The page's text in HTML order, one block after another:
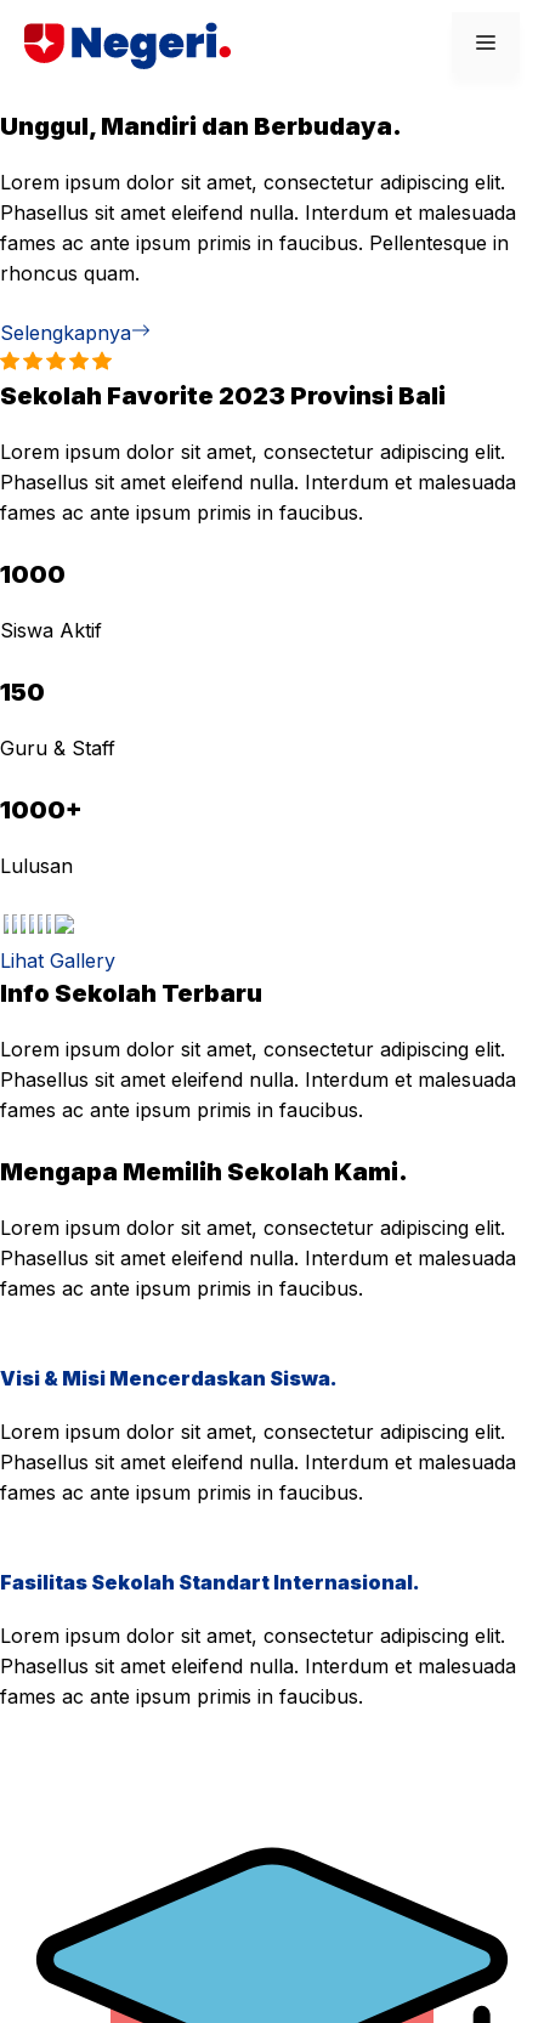
Unggul, Mandiri dan Berbudaya.
Lorem ipsum dolor sit amet, consectetur adipiscing elit.
Phasellus sit amet eleifend nulla. Interdum et malesuada
fames ac ante ipsum primis in faucibus. Pellentesque in
rhoncus quam.
Selengkapnya
Sekolah Favorite 2023 Provinsi Bali
Lorem ipsum dolor sit amet, consectetur adipiscing elit.
Phasellus sit amet eleifend nulla. Interdum et malesuada
fames ac ante ipsum primis in faucibus.
1000
Siswa Aktif
150
Guru & Staff
1000+
Lulusan
Lihat Gallery
Info Sekolah Terbaru
Lorem ipsum dolor sit amet, consectetur adipiscing elit.
Phasellus sit amet eleifend nulla. Interdum et malesuada
fames ac ante ipsum primis in faucibus.
Mengapa Memilih Sekolah Kami.
Lorem ipsum dolor sit amet, consectetur adipiscing elit.
Phasellus sit amet eleifend nulla. Interdum et malesuada
fames ac ante ipsum primis in faucibus.
Visi & Misi Mencerdaskan Siswa.
Lorem ipsum dolor sit amet, consectetur adipiscing elit.
Phasellus sit amet eleifend nulla. Interdum et malesuada
fames ac ante ipsum primis in faucibus.
Fasilitas Sekolah Standart Internasional.
Lorem ipsum dolor sit amet, consectetur adipiscing elit.
Phasellus sit amet eleifend nulla. Interdum et malesuada
fames ac ante ipsum primis in faucibus.